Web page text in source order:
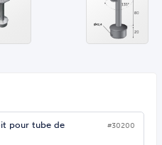
pour tube de
#30200